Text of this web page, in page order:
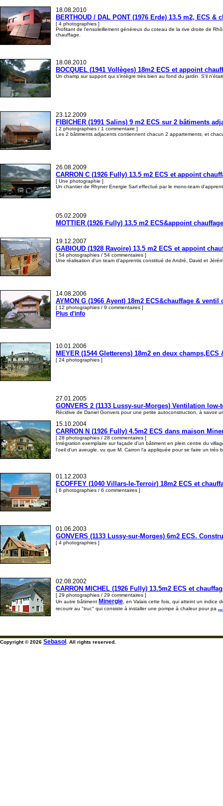
18.08.2010
BERTHOUD / DAL PONT (1976 Erde) 13.5 m2, ECS
[ 4 photographies ]
Profitant de l'ensoleillement généreux du coteau de la rive droite de
chauffage.
18.08.2010
BOCQUEL (1941 Vollèges) 18m2 ECS et appoint
Un champ sur support qui s'intègre très bien au fond du jardin. S'il
23.12.2009
FIBICHER (1991 Salins) 9 m2 ECS sur 2 bâtiments
[ 2 photographies / 1 commentaire ]
Les 2 bâtiments adjacents contiennent chacun 2 appartements, et
26.08.2009
CARRON C (1926 Fully) 13.5 m2 ECS et appoint
[ Une photographie ]
Un chantier de Rhyner Energie Sarl effectué par le mono-team
05.02.2009
MOTTIER (1926 Fully) 13.5 m2 ECS&appoint
19.12.2007
GABIOUD (1928 Ravoire) 13.5 m2 ECS et appoint
[ 54 photographies / 54 commentaires ]
Une réalisation d'un team d'apprentis constitué de André, David et
14.08.2006
AYMON G (1966 Ayent) 18m2 ECS&chauffage &
[ 12 photographies / 9 commentaires ]
Plus d'info
10.01.2006
MEYER (1544 Gletterens) 18m2 en deux
[ 24 photographies ]
27.01.2005
GONVERS 2 (1133 Lussy-sur-Morges) Ventilation low-
Récidive de Daniel Gonvers pour une petite autoconstruction, à savoir
15.10.2004
CARRON N (1926 Fully) 4.5m2 ECS dans maison
[ 28 photographies / 28 commentaires ]
Intégration exemplaire sur façade d'un bâtiment en plein centre du
l'oeil d'un aveugle, vu que M. Carron l'a appliquée pour se faire un très
01.12.2003
ECOFFEY (1040 Villars-le-Terroir) 18m2 ECS et
[ 6 photographies / 6 commentaires ]
01.06.2003
GONVERS (1133 Lussy-sur-Morges) 6m2 ECS.
[ 4 photographies ]
02.08.2002
CARRON MICHEL (1926 Fully) 13.5m2 ECS et
[ 29 photographies / 29 commentaires ]
Un autre bâtiment Minergie , en Valais cette fois, qui atteint un indice
recourir au "truc" qui consiste à installer une pompe à chaleur pour pa
Copyright © 2026 Sebasol . All rights reserved.